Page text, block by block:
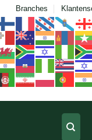
Branches